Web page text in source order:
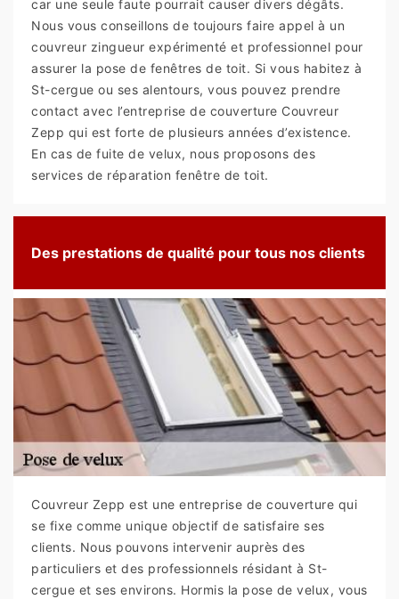
car une seule faute pourrait causer divers dégâts.
Nous vous conseillons de toujours faire appel à un
couvreur zingueur expérimenté et professionnel pour
assurer la pose de fenêtres de toit. Si vous habitez à
St-cergue ou ses alentours, vous pouvez prendre
contact avec l’entreprise de couverture Couvreur
Zepp qui est forte de plusieurs années d’existence.
En cas de fuite de velux, nous proposons des
services de réparation fenêtre de toit.
Des prestations de qualité pour tous nos clients
Couvreur Zepp est une entreprise de couverture qui
se fixe comme unique objectif de satisfaire ses
clients. Nous pouvons intervenir auprès des
particuliers et des professionnels résidant à St-
cergue et ses environs. Hormis la pose de velux, vous